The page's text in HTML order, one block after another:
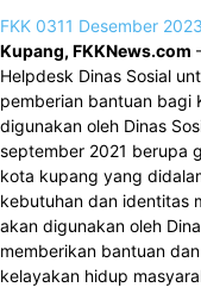
FKK 0311 Desember 2023
Kupang, FKKNews.com
Helpdesk Dinas Sosial
pemberian bantuan bagi
digunakan oleh Dinas
september 2021 berupa
kota kupang yang
kebutuhan dan identitas
akan digunakan oleh
memberikan bantuan
kelayakan hidup